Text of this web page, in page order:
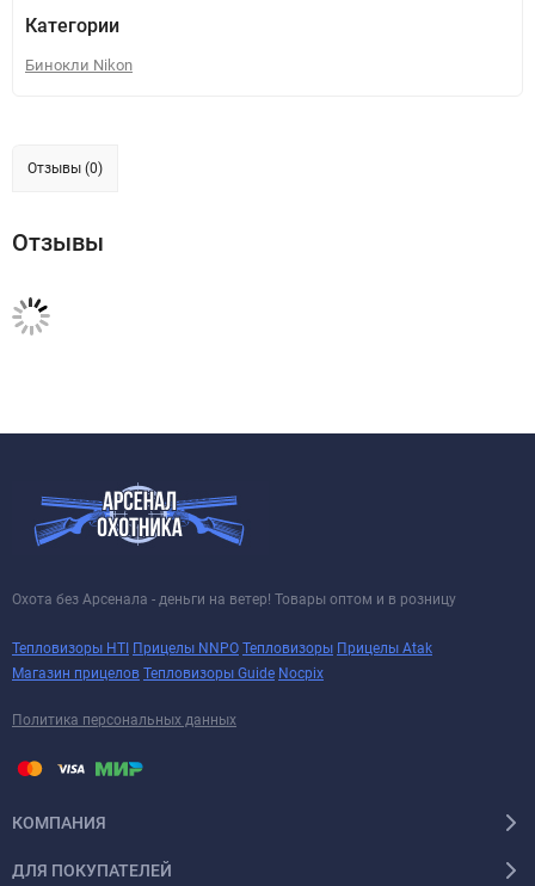
Категории
Бинокли Nikon
Отзывы (0)
Отзывы
Охота без Арсенала - деньги на ветер! Товары оптом и в розницу
Тепловизоры HTI Прицелы NNPO Тепловизоры Прицелы Atak
Магазин прицелов Тепловизоры Guide Nocpix
Политика персональных данных
КОМПАНИЯ
ДЛЯ ПОКУПАТЕЛЕЙ